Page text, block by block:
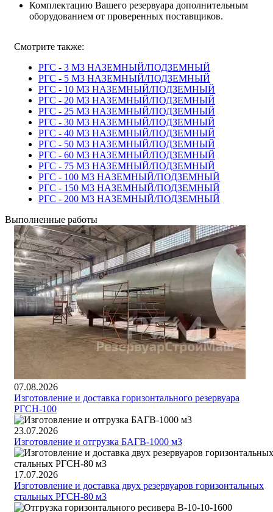
Комплектацию Вашего резервуара дополнительным
оборудованием от проверенных поставщиков.
Смотрите также:
РГС - 3 М3 НАЗЕМНЫЙ/ПОДЗЕМНЫЙ
РГС - 5 М3 НАЗЕМНЫЙ/ПОДЗЕМНЫЙ
РГС - 10 М3 НАЗЕМНЫЙ/ПОДЗЕМНЫЙ
РГС - 20 М3 НАЗЕМНЫЙ/ПОДЗЕМНЫЙ
РГС - 25 М3 НАЗЕМНЫЙ/ПОДЗЕМНЫЙ
РГС - 30 М3 НАЗЕМНЫЙ/ПОДЗЕМНЫЙ
РГС - 40 M3 НАЗЕМНЫЙ/ПОДЗЕМНЫЙ
РГС - 50 M3 НАЗЕМНЫЙ/ПОДЗЕМНЫЙ
РГС - 60 M3 НАЗЕМНЫЙ/ПОДЗЕМНЫЙ
РГС - 75 М3 НАЗЕМНЫЙ/ПОДЗЕМНЫЙ
РГС - 100 М3 НАЗЕМНЫЙ/ПОДЗЕМНЫЙ
РГС - 150 М3 НАЗЕМНЫЙ/ПОДЗЕМНЫЙ
РГС - 200 М3 НАЗЕМНЫЙ/ПОДЗЕМНЫЙ
Выполненные работы
07.08.2026
Изготовление и доставка горизонтального резервуара
РГСН-100
23.07.2026
Изготовление и отгрузка БАГВ-1000 м3
17.07.2026
Изготовление и доставка двух резервуаров горизонтальных
стальных РГСН-80 м3